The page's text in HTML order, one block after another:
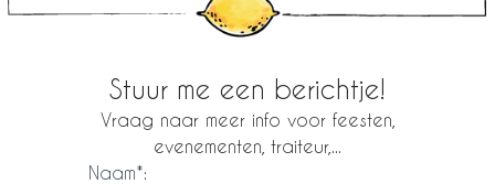
Stuur me een berichtje!
Vraag naar meer info voor feesten,
evenementen, traiteur,...
Naam*: